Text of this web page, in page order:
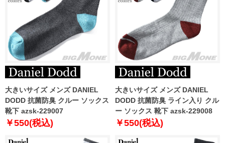
大きいサイズ メンズ DANIEL
DODD 抗菌防臭 クルー ソックス
靴下 azsk-229007
￥550(税込)
大きいサイズ メンズ DANIEL
DODD 抗菌防臭 ライン入り クル
ー ソックス 靴下 azsk-229008
￥550(税込)